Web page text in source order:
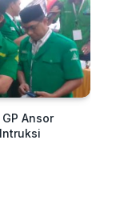
Ansor